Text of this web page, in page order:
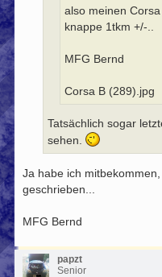
also meinen
knappe 1tkm +/-..
MFG Bernd
Corsa B (289).jpg
Tatsächlich sogar
sehen.
Ja habe ich
geschrieben...
MFG Bernd
papzt
Senior